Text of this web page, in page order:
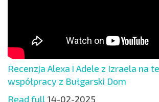
Recenzja Alexa i Adele z Izraela na
współpracy z Bułgarski Dom
Read full 14-02-2025